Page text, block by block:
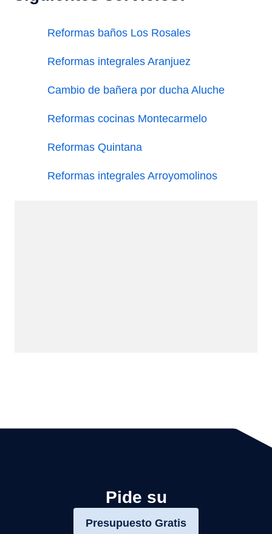
Reformas baños Los Rosales
Reformas integrales Aranjuez
Cambio de bañera por ducha Aluche
Reformas cocinas Montecarmelo
Reformas Quintana
Reformas integrales Arroyomolinos
Pide su
Presupuesto Gratis